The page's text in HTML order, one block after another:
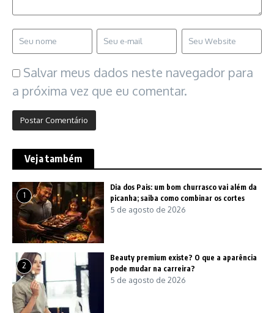
Salvar meus dados neste navegador para
a próxima vez que eu comentar.
Veja também
1
Dia dos Pais: um bom churrasco vai além da
picanha; saiba como combinar os cortes
5 de agosto de 2026
2
Beauty premium existe? O que a aparência
pode mudar na carreira?
5 de agosto de 2026